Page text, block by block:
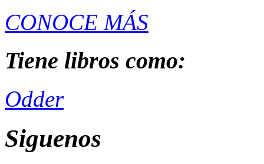
CONOCE MÁS
Tiene libros como:
Odder
Siguenos